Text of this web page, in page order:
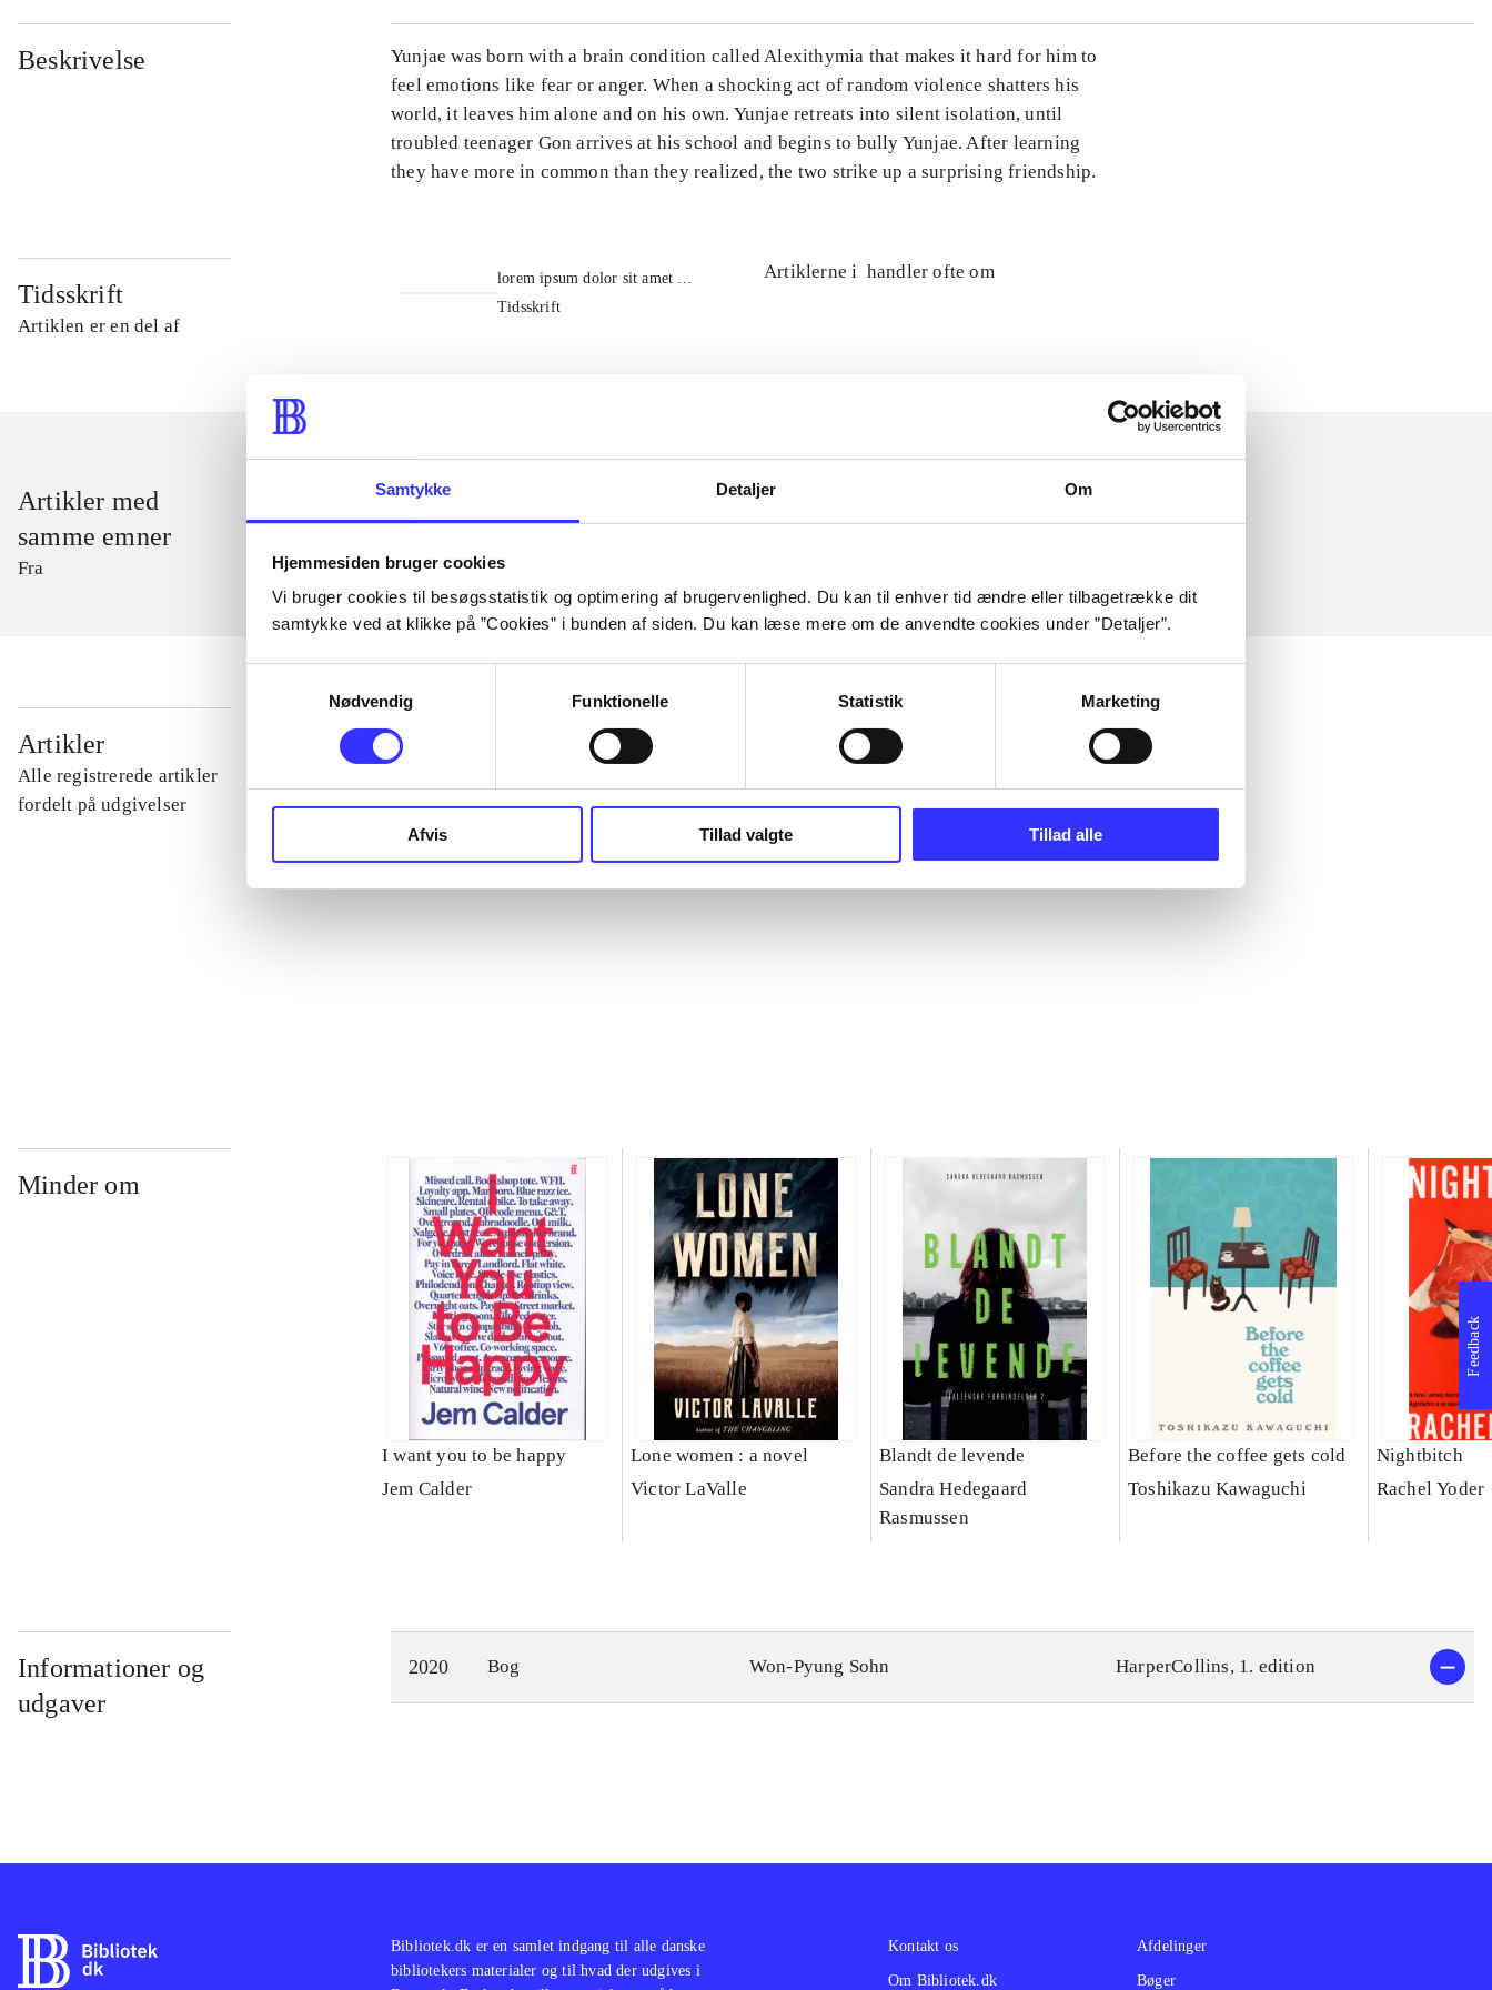
Samtykke Detaljer Om
Hjemmesiden bruger cookies
Vi bruger cookies til besøgsstatistik og optimering af brugervenlighed. Du kan til enhver tid ændre eller tilbagetrække dit
samtykke ved at klikke på ”Cookies” i bunden af siden. Du kan læse mere om de anvendte cookies under ”Detaljer”.
Nødvendig
Funktionelle Statistik Marketing
Afvis Tillad valgte Tillad alle
Beskrivelse
Yunjae was born with a brain condition called Alexithymia that makes it hard for him to
feel emotions like fear or anger. When a shocking act of random violence shatters his
world, it leaves him alone and on his own. Yunjae retreats into silent isolation, until
troubled teenager Gon arrives at his school and begins to bully Yunjae. After learning
they have more in common than they realized, the two strike up a surprising friendship.
Tidsskrift
Artiklen er en del af
lorem ipsum dolor sit amet ...
Tidsskrift
Artiklerne i handler ofte om
Artikler med
samme emner
Fra
Artikler
Alle registrerede artikler
fordelt på udgivelser
...
Minder om
I want you to be happy
Jem Calder
Lone women : a novel
Victor LaValle
Blandt de levende
Sandra Hedegaard
Rasmussen
Before the coffee gets cold
Toshikazu Kawaguchi
Nightbitch
Rachel Yoder
Informationer og
udgaver
2020 Bog Won-Pyung Sohn HarperCollins, 1. edition
Feedback
Bibliotek.dk er en samlet indgang til alle danske
bibliotekers materialer og til hvad der udgives i
Kontakt os
Om Bibliotek.dk
Afdelinger
Bøger